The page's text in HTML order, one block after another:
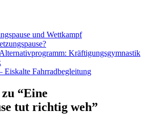
und Wettkampf
Kräftigungsgymnastik
Eiskalte Fahrradbegleitung
“Eine
tut richtig weh”